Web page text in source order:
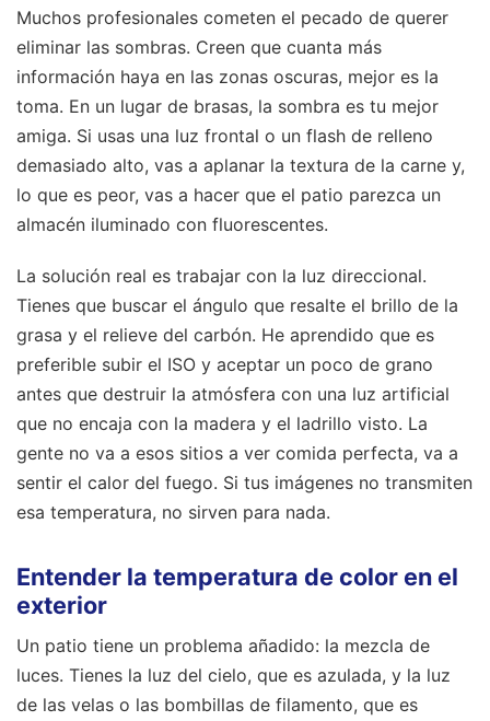
Muchos profesionales cometen el pecado de querer
eliminar las sombras. Creen que cuanta más
información haya en las zonas oscuras, mejor es la
toma. En un lugar de brasas, la sombra es tu mejor
amiga. Si usas una luz frontal o un flash de relleno
demasiado alto, vas a aplanar la textura de la carne y,
lo que es peor, vas a hacer que el patio parezca un
almacén iluminado con fluorescentes.
La solución real es trabajar con la luz direccional.
Tienes que buscar el ángulo que resalte el brillo de la
grasa y el relieve del carbón. He aprendido que es
preferible subir el ISO y aceptar un poco de grano
antes que destruir la atmósfera con una luz artificial
que no encaja con la madera y el ladrillo visto. La
gente no va a esos sitios a ver comida perfecta, va a
sentir el calor del fuego. Si tus imágenes no transmiten
esa temperatura, no sirven para nada.
Entender la temperatura de color en el
exterior
Un patio tiene un problema añadido: la mezcla de
luces. Tienes la luz del cielo, que es azulada, y la luz
de las velas o las bombillas de filamento, que es